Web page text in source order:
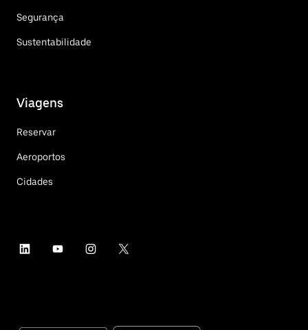
Segurança
Sustentabilidade
Viagens
Reservar
Aeroportos
Cidades